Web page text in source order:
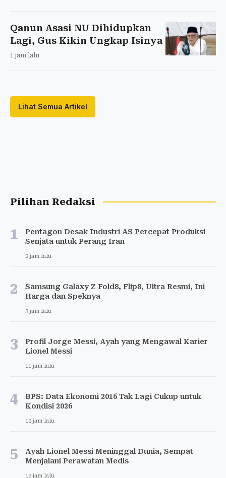
Qanun Asasi NU Dihidupkan
Lagi, Gus Kikin Ungkap Isinya
1 jam lalu
Lihat Semua Artikel
Pilihan Redaksi
1
Pentagon Desak Industri AS Percepat Produksi
Senjata untuk Perang Iran
2 jam lalu
2
Samsung Galaxy Z Fold8, Flip8, Ultra Resmi, Ini
Harga dan Speknya
3 jam lalu
3
Profil Jorge Messi, Ayah yang Mengawal Karier
Lionel Messi
11 jam lalu
4
BPS: Data Ekonomi 2016 Tak Lagi Cukup untuk
Kondisi 2026
12 jam lalu
5
Ayah Lionel Messi Meninggal Dunia, Sempat
Menjalani Perawatan Medis
12 jam lalu